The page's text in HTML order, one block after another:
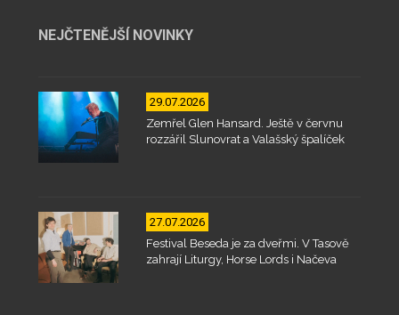
NEJČTENĚJŠÍ NOVINKY
29.07.2026
Zemřel Glen Hansard. Ještě v červnu
rozzářil Slunovrat a Valašský špalíček
27.07.2026
Festival Beseda je za dveřmi. V Tasově
zahrají Liturgy, Horse Lords i Načeva